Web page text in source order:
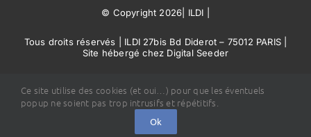
© Copyright 2026 ILDI
Tous droits réservés | ILDI 27bis Bd Diderot – 75012 PARIS |
Site hébergé chez Digital Seeder
Ce site utilise des cookies (et oui…) pour que les éventuels
popup ne soient pas trop intrusifs et répétitifs.
Ok